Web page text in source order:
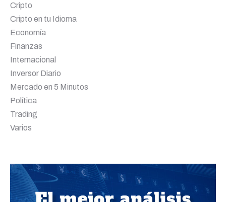
Cripto
Cripto en tu Idioma
Economía
Finanzas
Internacional
Inversor Diario
Mercado en 5 Minutos
Política
Trading
Varios